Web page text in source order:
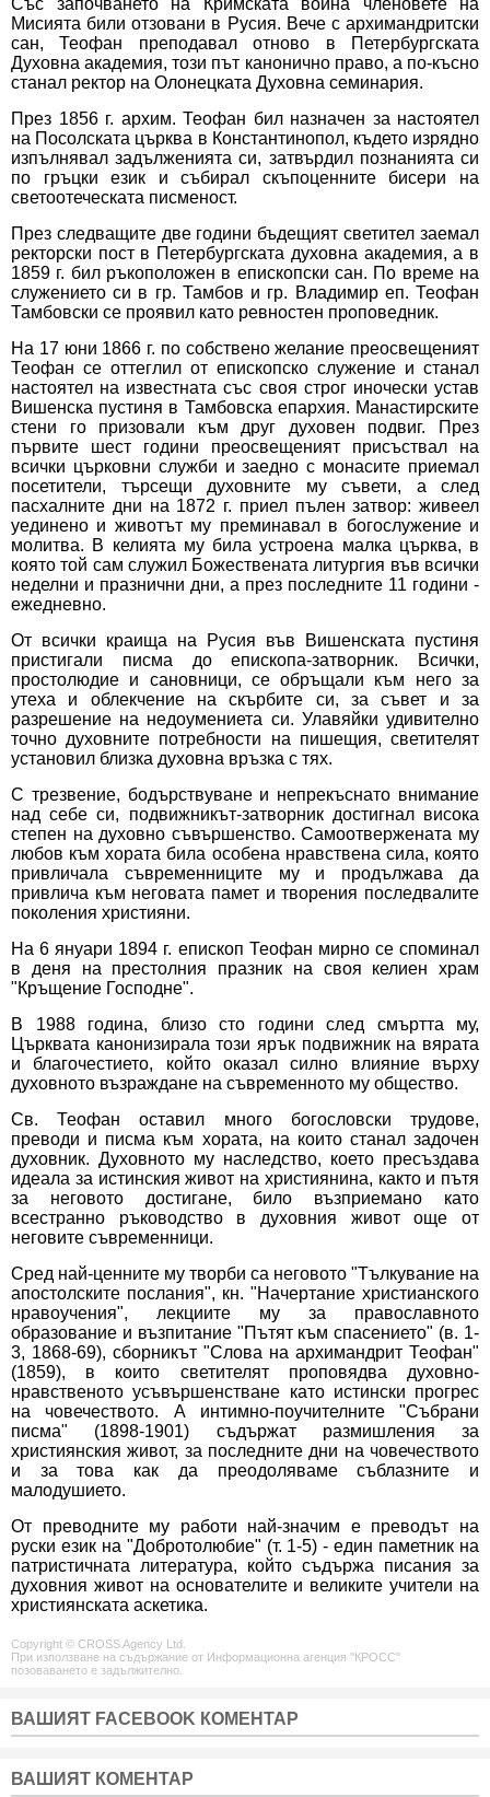
Със започването на Кримската война членовете на
Мисията били отзовани в Русия. Вече с архимандритски
сан, Теофан преподавал отново в Петербургската
Духовна академия, този път канонично право, а по-късно
станал ректор на Олонецката Духовна семинария.
През 1856 г. архим. Теофан бил назначен за настоятел
на Посолската църква в Константинопол, където изрядно
изпълнявал задълженията си, затвърдил познанията си
по гръцки език и събирал скъпоценните бисери на
светоотеческата писменост.
През следващите две години бъдещият светител заемал
ректорски пост в Петербургската духовна академия, а в
1859 г. бил ръкоположен в епископски сан. По време на
служението си в гр. Тамбов и гр. Владимир еп. Теофан
Тамбовски се проявил като ревностен проповедник.
На 17 юни 1866 г. по собствено желание преосвещеният
Теофан се оттеглил от епископско служение и станал
настоятел на известната със своя строг иночески устав
Вишенска пустиня в Тамбовска епархия. Манастирските
стени го призовали към друг духовен подвиг. През
първите шест години преосвещеният присъствал на
всички църковни служби и заедно с монасите приемал
посетители, търсещи духовните му съвети, а след
пасхалните дни на 1872 г. приел пълен затвор: живеел
уединено и животът му преминавал в богослужение и
молитва. В келията му била устроена малка църква, в
която той сам служил Божествената литургия във всички
неделни и празнични дни, а през последните 11 години -
ежедневно.
От всички краища на Русия във Вишенската пустиня
пристигали писма до епископа-затворник. Всички,
простолюдие и сановници, се обръщали към него за
утеха и облекчение на скърбите си, за съвет и за
разрешение на недоумениета си. Улавяйки удивително
точно духовните потребности на пишещия, светителят
установил близка духовна връзка с тях.
С трезвение, бодърствуване и непрекъснато внимание
над себе си, подвижникът-затворник достигнал висока
степен на духовно съвършенство. Самоотвержената му
любов към хората била особена нравствена сила, която
привличала съвременниците му и продължава да
привлича към неговата памет и творения последвалите
поколения християни.
На 6 януари 1894 г. епископ Теофан мирно се споминал
в деня на престолния празник на своя келиен храм
"Кръщение Господне".
В 1988 година, близо сто години след смъртта му,
Църквата канонизирала този ярък подвижник на вярата
и благочестието, който оказал силно влияние върху
духовното възраждане на съвременното му общество.
Св. Теофан оставил много богословски трудове,
преводи и писма към хората, на които станал задочен
духовник. Духовното му наследство, което пресъздава
идеала за истинския живот на християнина, както и пътя
за неговото достигане, било възприемано като
всестранно ръководство в духовния живот още от
неговите съвременници.
Сред най-ценните му творби са неговото "Тълкувание на
апостолските послания", кн. "Начертание христианского
нравоучения", лекциите му за православното
образование и възпитание "Пътят към спасението" (в. 1-
3, 1868-69), сборникът "Слова на архимандрит Теофан"
(1859), в които светителят проповядва духовно-
нравственото усъвършенстване като истински прогрес
на човечеството. А интимно-поучителните "Събрани
писма" (1898-1901) съдържат размишления за
християнския живот, за последните дни на човечеството
и за това как да преодоляваме съблазните и
малодушието.
От преводните му работи най-значим е преводът на
руски език на "Добротолюбие" (т. 1-5) - един паметник на
патристичната литература, който съдържа писания за
духовния живот на основателите и великите учители на
християнската аскетика.
Copyright © CROSS Agency Ltd.
При използване на съдържание от Информационна агенция "КРОСС"
позоваването е задължително.
ВАШИЯТ FACEBOOK КОМЕНТАР
ВАШИЯТ КОМЕНТАР